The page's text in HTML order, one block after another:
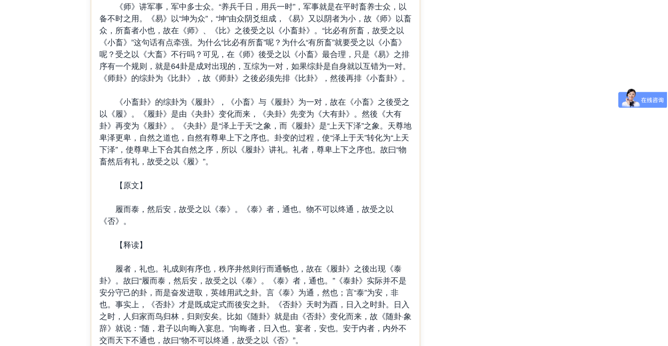
《师》讲军事，军中多士众。“养兵千日，用兵一时”，军事就是在平时畜养士众，以
备不时之用。《易》以“坤为众”，“坤”由众阴爻组成，《易》又以阴者为小，故《师》以畜
众，所畜者小也，故在《师》、《比》之後受之以《小畜卦》。“比必有所畜，故受之以
《小畜》”这句话有点牵强。为什么“比必有所畜”呢？为什么“有所畜”就要受之以《小畜》
呢？受之以《大畜》不行吗？可见，在《师》後受之以《小畜》最合理，只是《易》之排
序有一个规则，就是64卦是成对出现的，互综为一对，如果综卦是自身就以互错为一对。
《师卦》的综卦为《比卦》，故《师卦》之後必须先排《比卦》，然後再排《小畜卦》。
《小畜卦》的综卦为《履卦》，《小畜》与《履卦》为一对，故在《小畜》之後受之
以《履》。《履卦》是由《夬卦》变化而来，《夬卦》先变为《大有卦》。然後《大有
卦》再变为《履卦》。《夬卦》是“泽上于天”之象，而《履卦》是“上天下泽”之象。天尊地
卑泽更卑，自然之道也，自然有尊卑上下之序也。卦变的过程，使“泽上于天”转化为“上天
下泽”，使尊卑上下合其自然之序，所以《履卦》讲礼。礼者，尊卑上下之序也。故曰“物
畜然后有礼，故受之以《履》”。
【原文】
履而泰，然后安，故受之以《泰》。《泰》者，通也。物不可以终通，故受之以
《否》。
【释读】
履者，礼也。礼成则有序也，秩序井然则行而通畅也，故在《履卦》之後出现《泰
卦》。故曰“履而泰，然后安，故受之以《泰》。《泰》者，通也。”《泰卦》实际并不是
安分守己的卦，而是奋发进取，英雄用武之卦。言《泰》为通，然也；言“泰”为安，非
也。事实上，《否卦》才是既成定式而後安之卦。《否卦》天时为酉，日入之时卦。日入
之时，人归家而鸟归林，归则安矣。比如《随卦》就是由《否卦》变化而来，故《随卦·象
辞》就说：“随，君子以向晦入宴息。”向晦者，日入也。宴者，安也。安于内者，内外不
交而天下不通也，故曰“物不可以终通，故受之以《否》”。